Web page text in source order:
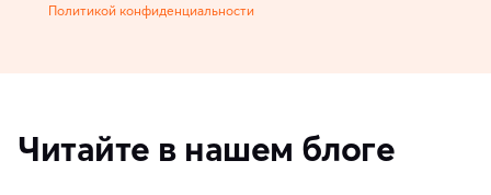
Политикой конфиденциальности
Читайте в нашем блоге